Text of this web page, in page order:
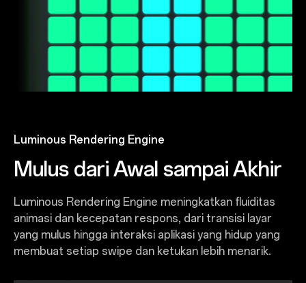
Luminous Rendering Engine
Mulus dari Awal sampai Akhir
Luminous Rendering Engine meningkatkan fluiditas
animasi dan kecepatan respons, dari transisi layar
yang mulus hingga interaksi aplikasi yang hidup yang
membuat setiap swipe dan ketukan lebih menarik.